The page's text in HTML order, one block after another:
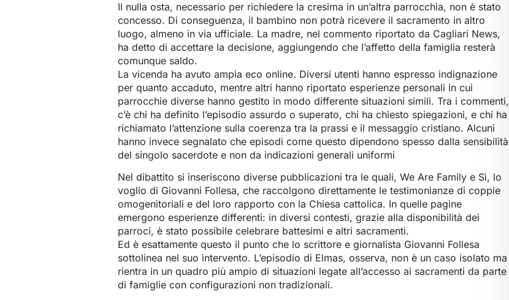
Il nulla osta, necessario per richiedere la cresima in un’altra parrocchia, non è stato
concesso. Di conseguenza, il bambino non potrà ricevere il sacramento in altro
luogo, almeno in via ufficiale. La madre, nel commento riportato da Cagliari News,
ha detto di accettare la decisione, aggiungendo che l’affetto della famiglia resterà
comunque saldo.
La vicenda ha avuto ampia eco online. Diversi utenti hanno espresso indignazione
per quanto accaduto, mentre altri hanno riportato esperienze personali in cui
parrocchie diverse hanno gestito in modo differente situazioni simili. Tra i commenti,
c’è chi ha definito l’episodio assurdo o superato, chi ha chiesto spiegazioni, e chi ha
richiamato l’attenzione sulla coerenza tra la prassi e il messaggio cristiano. Alcuni
hanno invece segnalato che episodi come questo dipendono spesso dalla sensibilità
del singolo sacerdote e non da indicazioni generali uniformi
Nel dibattito si inseriscono diverse pubblicazioni tra le quali, We Are Family e Sì, lo
voglio di Giovanni Follesa, che raccolgono direttamente le testimonianze di coppie
omogenitoriali e del loro rapporto con la Chiesa cattolica. In quelle pagine
emergono esperienze differenti: in diversi contesti, grazie alla disponibilità dei
parroci, è stato possibile celebrare battesimi e altri sacramenti.
Ed è esattamente questo il punto che lo scrittore e giornalista Giovanni Follesa
sottolinea nel suo intervento. L’episodio di Elmas, osserva, non è un caso isolato ma
rientra in un quadro più ampio di situazioni legate all’accesso ai sacramenti da parte
di famiglie con configurazioni non tradizionali.